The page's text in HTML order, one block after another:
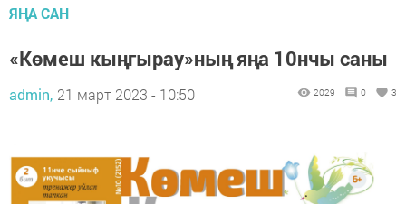
ЯҢА САН
«Көмеш кыңгырау»ның яңа 10нчы саны
admin, 21 март 2023 - 10:50 2029 0 3